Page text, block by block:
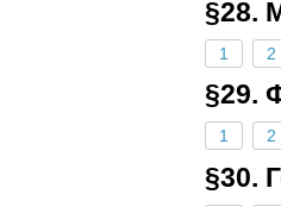
§28.
1 2
§29.
1 2
§30.